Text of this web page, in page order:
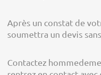
Après un constat de
soumettra un devis
Contactez